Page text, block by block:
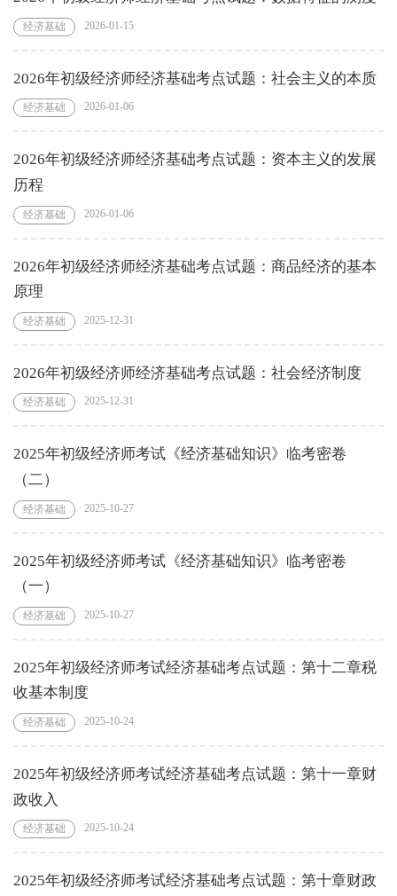
经济基础 2026-01-15
2026年初级经济师经济基础考点试题：社会主义的本质
经济基础 2026-01-06
2026年初级经济师经济基础考点试题：资本主义的发展
历程
经济基础 2026-01-06
2026年初级经济师经济基础考点试题：商品经济的基本
原理
经济基础 2025-12-31
2026年初级经济师经济基础考点试题：社会经济制度
经济基础 2025-12-31
2025年初级经济师考试《经济基础知识》临考密卷
（二）
经济基础 2025-10-27
2025年初级经济师考试《经济基础知识》临考密卷
（一）
经济基础 2025-10-27
2025年初级经济师考试经济基础考点试题：第十二章税
收基本制度
经济基础 2025-10-24
2025年初级经济师考试经济基础考点试题：第十一章财
政收入
经济基础 2025-10-24
2025年初级经济师考试经济基础考点试题：第十章财政